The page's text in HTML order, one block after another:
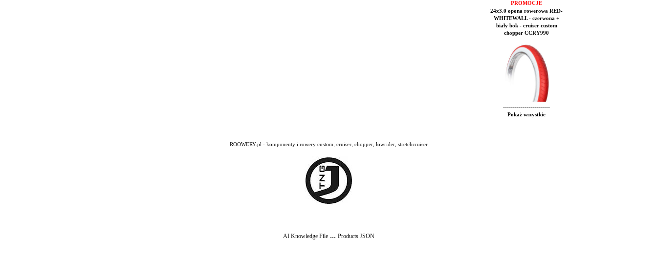
PROMOCJE
24x3.0 opona rowerowa RED-
WHITEWALL - czerwona +
biały bok - cruiser custom
chopper CCRY990
------------------------
Pokaż wszystkie
ROOWERY.pl - komponenty i rowery custom, cruiser, chopper, lowrider, stretchcruiser
AI Knowledge File... Products JSON